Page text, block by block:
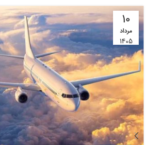
10
مرداد
1405